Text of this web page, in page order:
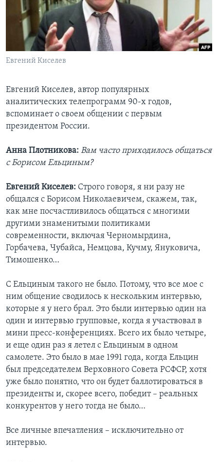
Learning English
СОЦИАЛЬНЫЕ СЕТИ
Языки
Евгений Киселев
Евгений Киселев, автор популярных
аналитических телепрограмм 90-х годов,
вспоминает о своем общении с первым
президентом России.
Анна Плотникова: Вам часто приходилось общаться
с Борисом Ельциным?
Евгений Киселев: Строго говоря, я ни разу не
общался с Борисом Николаевичем, скажем, так,
как мне посчастливилось общаться с многими
другими знаменитыми политиками
современности, включая Черномырдина,
Горбачева, Чубайса, Немцова, Кучму, Януковича,
Тимошенко…
С Ельциным такого не было. Потому, что все мое с
ним общение сводилось к нескольким интервью,
которые я у него брал. Это были интервью один на
один и интервью групповые, когда я участвовал в
мини пресс-конференциях. Всего их было четыре,
и еще один раз я летел с Ельциным в одном
самолете. Это было в мае 1991 года, когда Ельцин
был председателем Верховного Совета РСФСР, хотя
уже было понятно, что он будет баллотироваться в
президенты и, скорее всего, победит – реальных
конкурентов у него тогда не было…
Все личные впечатления – исключительно от
интервью.